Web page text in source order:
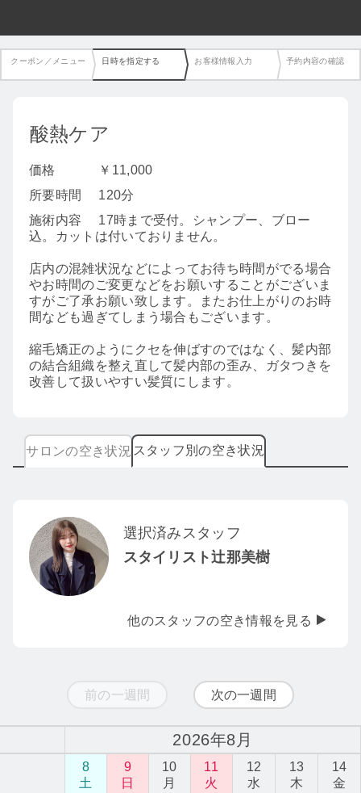
クーポン／メニュー 日時を指定する お客様情報入力 予約内容の確認
酸熱ケア
価格
￥11,000
所要時間
120分
施術内容
17時まで受付。シャンプー、ブロー
込。カットは付いておりません。
店内の混雑状況などによってお待ち時間がでる場合
やお時間のご変更などをお願いすることがございま
すがご了承お願い致します。またお仕上がりのお時
間なども過ぎてしまう場合もございます。
縮毛矯正のようにクセを伸ばすのではなく、髪内部
の結合組織を整え直して髪内部の歪み、ガタつきを
改善して扱いやすい髪質にします。
サロンの空き状況 スタッフ別の空き状況
選択済みスタッフ
スタイリスト辻那美樹
他のスタッフの空き情報を見る
前の一週間 次の一週間
2026年8月
8
土
9
日
10
月
11
火
12
水
13
木
14
金